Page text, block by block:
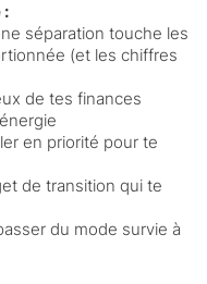
d
ca
es
ar
tic
le
:
séparation touche les
(et les chiffres
de tes finances
en priorité pour te
de transition qui te
du mode survie à